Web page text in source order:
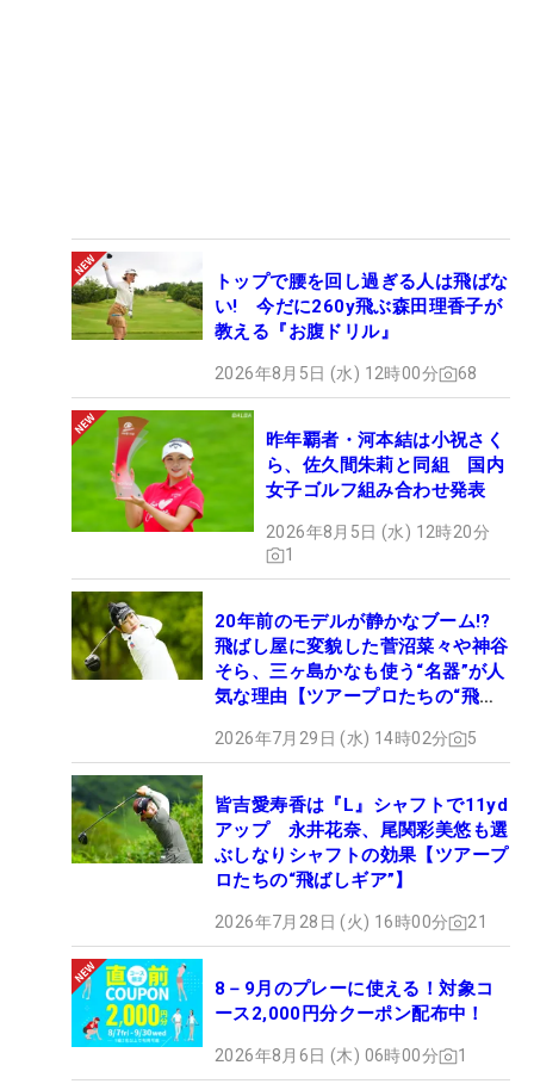
トップで腰を回し過ぎる人は飛ばな
い! 今だに260y飛ぶ森田理香子が
教える『お腹ドリル』
2026年8月5日 (水) 12時00分 68
昨年覇者・河本結は小祝さく
ら、佐久間朱莉と同組 国内
女子ゴルフ組み合わせ発表
2026年8月5日 (水) 12時20分
1
20年前のモデルが静かなブーム!?
飛ばし屋に変貌した菅沼菜々や神谷
そら、三ヶ島かなも使う“名器”が人
気な理由【ツアープロたちの“飛ば
2026年7月29日 (水) 14時02分 5
皆吉愛寿香は『L』シャフトで11yd
アップ 永井花奈、尾関彩美悠も選
ぶしなりシャフトの効果【ツアープ
ロたちの“飛ばしギア”】
2026年7月28日 (火) 16時00分 21
8－9月のプレーに使える！対象コ
ース2,000円分クーポン配布中！
2026年8月6日 (木) 06時00分 1